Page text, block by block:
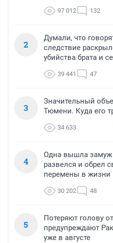
97 012 132
2
Думали, что
следствие
убийства брата и
39 441 47
3
Значительный
Тюмени. Куда его
34 633
4
Одна вышла замуж
развелся и обрел
перемены в жизни
30 202 48
5
Потеряют голову
предупреждают
уже в августе